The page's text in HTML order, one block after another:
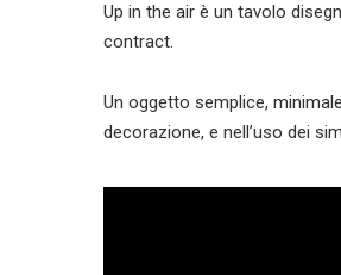
Up in the air è un tavolo
contract.
Un oggetto semplice,
decorazione, e nell’uso dei